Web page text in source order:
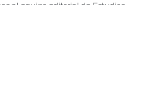
al equipo editorial de Estudios